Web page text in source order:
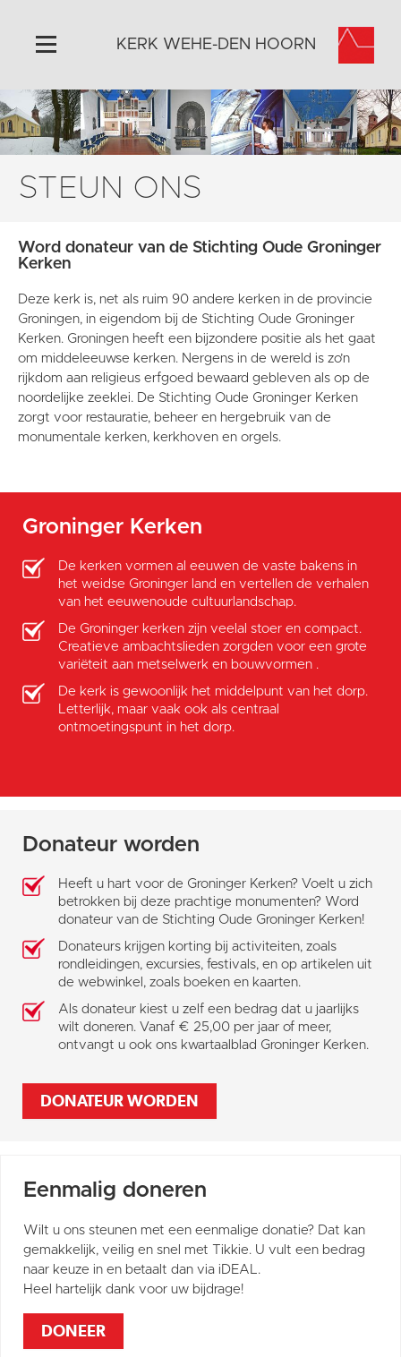
Home
Algemeen
Historie
Steun ons
Contact
Vaktaal
KERK WEHE-DEN HOORN
STEUN ONS
Word donateur van de Stichting Oude Groninger
Kerken
Deze kerk is, net als ruim 90 andere kerken in de provincie
Groningen, in eigendom bij de Stichting Oude Groninger
Kerken. Groningen heeft een bijzondere positie als het gaat
om middeleeuwse kerken. Nergens in de wereld is zo’n
rijkdom aan religieus erfgoed bewaard gebleven als op de
noordelijke zeeklei. De Stichting Oude Groninger Kerken
zorgt voor restauratie, beheer en hergebruik van de
monumentale kerken, kerkhoven en orgels.
Groninger Kerken
De kerken vormen al eeuwen de vaste bakens in
het weidse Groninger land en vertellen de verhalen
van het eeuwenoude cultuurlandschap.
De Groninger kerken zijn veelal stoer en compact.
Creatieve ambachtslieden zorgden voor een grote
variëteit aan metselwerk en bouwvormen .
De kerk is gewoonlijk het middelpunt van het dorp.
Letterlijk, maar vaak ook als centraal
ontmoetingspunt in het dorp.
Donateur worden
Heeft u hart voor de Groninger Kerken? Voelt u zich
betrokken bij deze prachtige monumenten? Word
donateur van de Stichting Oude Groninger Kerken!
Donateurs krijgen korting bij activiteiten, zoals
rondleidingen, excursies, festivals, en op artikelen uit
de webwinkel, zoals boeken en kaarten.
Als donateur kiest u zelf een bedrag dat u jaarlijks
wilt doneren. Vanaf € 25,00 per jaar of meer,
ontvangt u ook ons kwartaalblad Groninger Kerken.
DONATEUR WORDEN
Eenmalig doneren
Wilt u ons steunen met een eenmalige donatie? Dat kan
gemakkelijk, veilig en snel met Tikkie. U vult een bedrag
naar keuze in en betaalt dan via iDEAL.
Heel hartelijk dank voor uw bijdrage!
DONEER